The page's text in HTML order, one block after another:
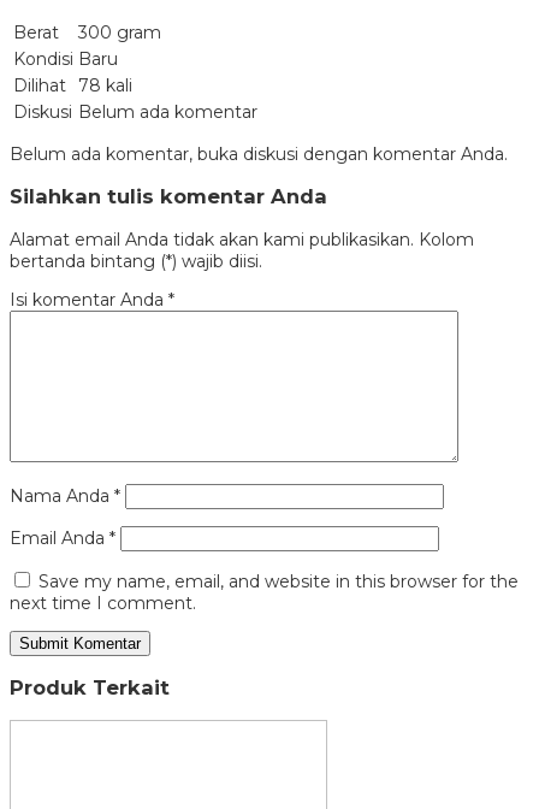
Berat
300 gram
Kondisi Baru
Dilihat
78 kali
Diskusi Belum ada komentar
Belum ada komentar, buka diskusi dengan komentar Anda.
Silahkan tulis komentar Anda
Alamat email Anda tidak akan kami publikasikan. Kolom
bertanda bintang (*) wajib diisi.
Isi komentar Anda *
Nama Anda *
Email Anda *
Save my name, email, and website in this browser for the
next time I comment.
Produk Terkait